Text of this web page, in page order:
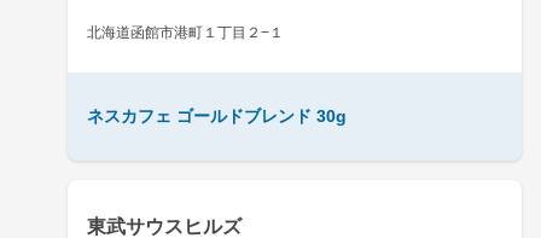
北海道函館市港町１丁目２−１
ネスカフェ ゴールドブレンド 30g
東武サウスヒルズ